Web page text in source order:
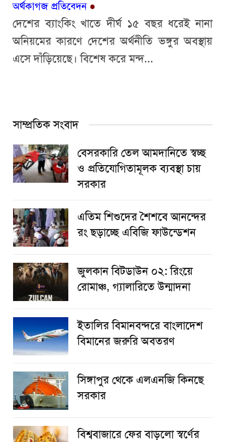
অর্থকাগজ প্রতিবেদন ●
দেশের ব্যাংকিং খাতে দীর্ঘ ১৫ বছর ধরেই নানা
অনিয়মের কারণে দেশের অর্থনীতি ভঙ্গুর অবস্থায়
এসে দাঁড়িয়েছে। বিশেষ করে মন্দ...
সাম্প্রতিক সংবাদ
বেসরকারি তেল আমদানিতে স্বচ্ছ
ও প্রতিযোগিতামূলক ব্যবস্থা চায়
সরকার
এতিম শিশুদের শৈশবে আনন্দের
রং ছড়াচ্ছে এবিজি ফাউন্ডেশন
জুলকান বিটডাউন ০২: রিংয়ে
রোমাঞ্চ, গ্যালারিতে উন্মাদনা
ইতালির বিমানবন্দরে বাংলাদেশ
বিমানের জরুরি অবতরণ
সিঙ্গাপুর থেকে এলএনজি কিনছে
সরকার
বিশ্ববাজারে ফের বাড়লো স্বর্ণের